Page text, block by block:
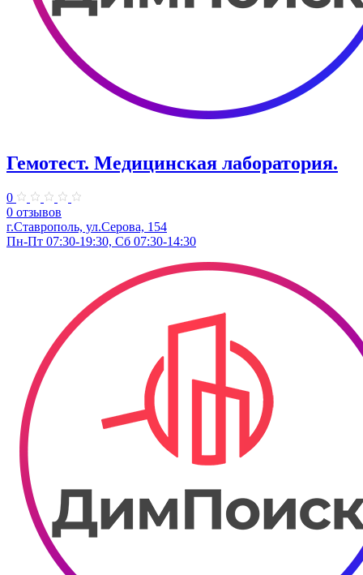
Гемотест. Медицинская лаборатория.
0
0 отзывов
г.Ставрополь, ул.Серова, 154
Пн-Пт 07:30-19:30, Сб 07:30-14:30